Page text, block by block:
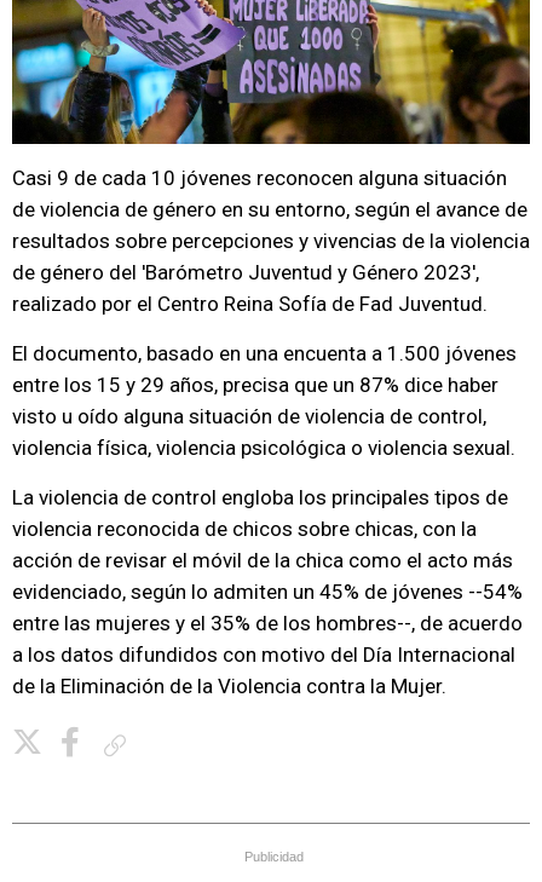
Casi 9 de cada 10 jóvenes reconocen alguna situación
de violencia de género en su entorno, según el avance de
resultados sobre percepciones y vivencias de la violencia
de género del 'Barómetro Juventud y Género 2023',
realizado por el Centro Reina Sofía de Fad Juventud.
El documento, basado en una encuenta a 1.500 jóvenes
entre los 15 y 29 años, precisa que un 87% dice haber
visto u oído alguna situación de violencia de control,
violencia física, violencia psicológica o violencia sexual.
La violencia de control engloba los principales tipos de
violencia reconocida de chicos sobre chicas, con la
acción de revisar el móvil de la chica como el acto más
evidenciado, según lo admiten un 45% de jóvenes --54%
entre las mujeres y el 35% de los hombres--, de acuerdo
a los datos difundidos con motivo del Día Internacional
de la Eliminación de la Violencia contra la Mujer.
Publicidad